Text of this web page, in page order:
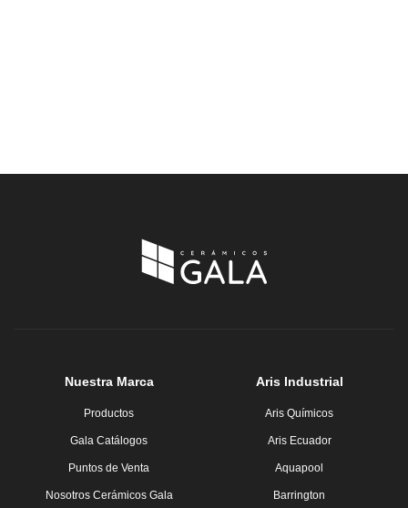
Nuestra Marca
Productos
Gala Catálogos
Puntos de Venta
Nosotros Cerámicos Gala
Aris Industrial
Aris Químicos
Aris Ecuador
Aquapool
Barrington